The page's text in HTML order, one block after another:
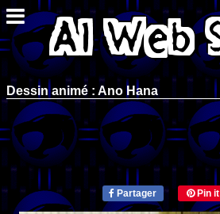
Dessin animé : Ano Hana
Partager Pin it